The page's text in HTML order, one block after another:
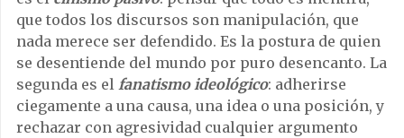
que todos los discursos son manipulación, que
nada merece ser defendido. Es la postura de quien
se desentiende del mundo por puro desencanto. La
segunda es el fanatismo ideológico: adherirse
ciegamente a una causa, una idea o una posición, y
rechazar con agresividad cualquier argumento